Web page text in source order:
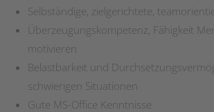
Selbständige, zielgerichtete,
Überzeugungskompetenz, Fähigkeit
motivieren
Belastbarkeit und
schwierigen Situationen
Gute MS-Office Kenntnisse